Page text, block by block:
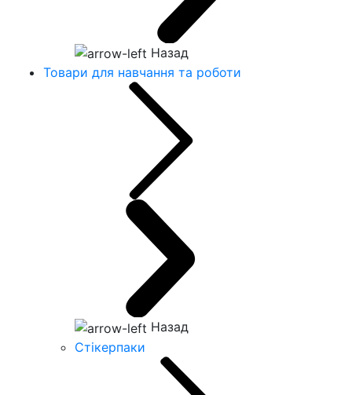
Назад
Товари для навчання та роботи
Назад
Стікерпаки